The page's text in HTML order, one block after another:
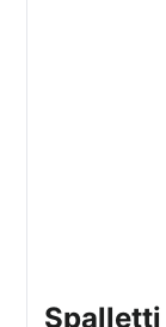
spalletti e mercato juventus: la